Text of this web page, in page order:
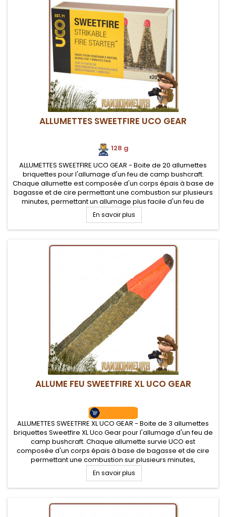
ALLUMETTES SWEETFIRE UCO GEAR
128 g
ALLUMETTES SWEETFIRE UCO GEAR - Boite de 20 allumettes
briquettes pour l'allumage d'un feu de camp bushcraft.
Chaque allumette est composée d'un corps épais à base de
bagasse et de cire permettant une combustion sur plusieurs
minutes, permettant un allumage plus facile d'un feu de
camp nature
En savoir plus
ALLUME FEU SWEETFIRE XL UCO GEAR
ALLUMETTES SWEETFIRE XL UCO GEAR - Boite de 3 allumettes
briquettes Sweetfire XL Uco Gear pour l'allumage d'un feu de
camp bushcraft. Chaque allumette survie UCO est
composée d'un corps épais à base de bagasse et de cire
permettant une combustion sur plusieurs minutes,
permettant un allumage plus facile d'un feu de camp sur un
bivouac bushcraft
En savoir plus